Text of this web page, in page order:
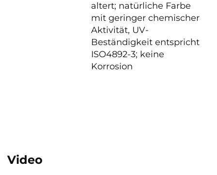
altert; natürliche Farbe
mit geringer chemischer
Aktivität, UV-
Beständigkeit entspricht
ISO4892-3; keine
Korrosion
Video